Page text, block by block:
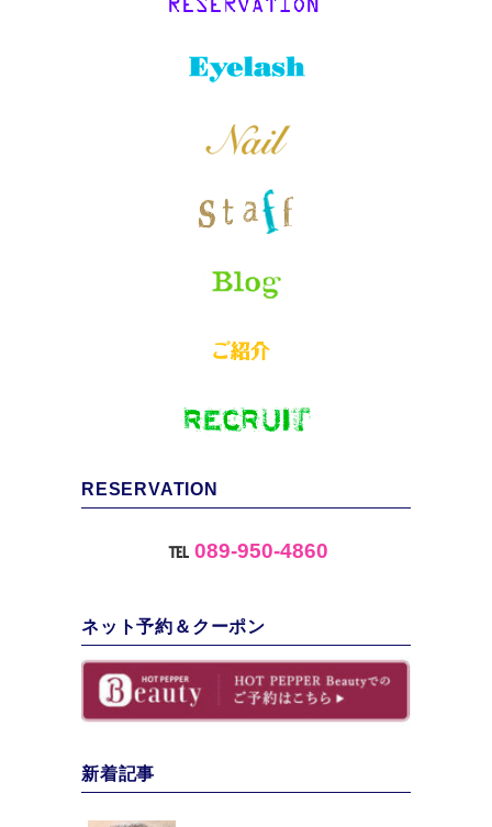
RESERVATION
℡ 089-950-4860
ネット予約＆クーポン
新着記事